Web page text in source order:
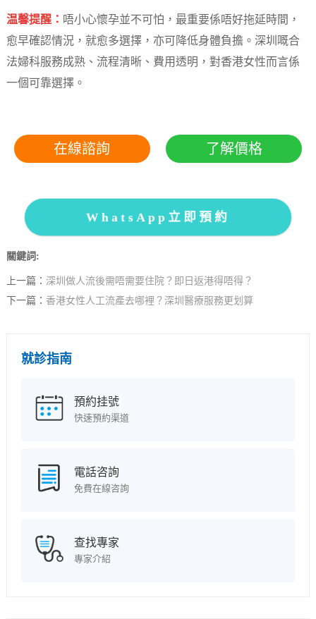
温馨提醒： 唔小心懷孕並不可怕，最重要係唔好拖延時間，
愈早確認情況，就愈多選擇，亦可降低身體負擔。深圳嘅合
法婦科服務成熟、流程清晰、費用透明，對香港女性而言係
一個可靠選擇。
在線諮詢 了解價格
WhatsApp立即預約
關鍵詞:
上一篇： 深圳做人流後需唔需要住院？即日返港得唔得？
下一篇： 香港女性人工流產去哪裡？深圳醫療服務更划算
就診指南
預約挂號
快速預約渠道
電話咨詢
免費在線咨詢
查找專家
專家介紹